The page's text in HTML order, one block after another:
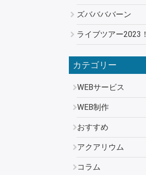
ズババババーン
ライブツアー2023！
カテゴリー
WEBサービス
WEB制作
おすすめ
アクアリウム
コラム